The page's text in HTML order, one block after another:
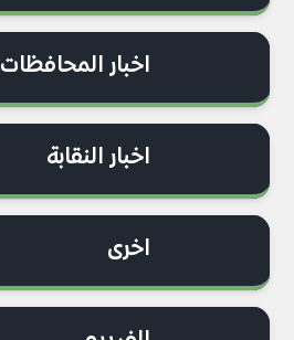
اخبار المحافظات
اخبار النقابة
اخرى